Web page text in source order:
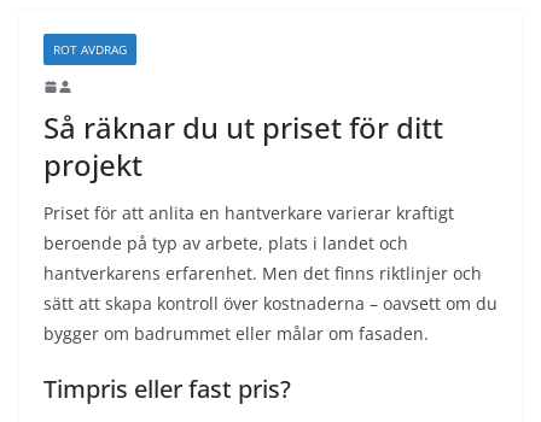
ROT AVDRAG
Så räknar du ut priset för ditt
projekt
Priset för att anlita en hantverkare varierar kraftigt
beroende på typ av arbete, plats i landet och
hantverkarens erfarenhet. Men det finns riktlinjer och
sätt att skapa kontroll över kostnaderna – oavsett om du
bygger om badrummet eller målar om fasaden.
Timpris eller fast pris?